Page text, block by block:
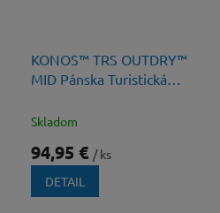
KONOS™ TRS OUTDRY™
MID Pánska Turistická
Skladom
94,95 € / ks
DETAIL